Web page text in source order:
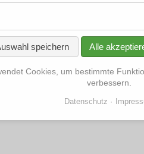
speichern Alle
Cookies, um bestimmte
verbessern.
Datenschutz